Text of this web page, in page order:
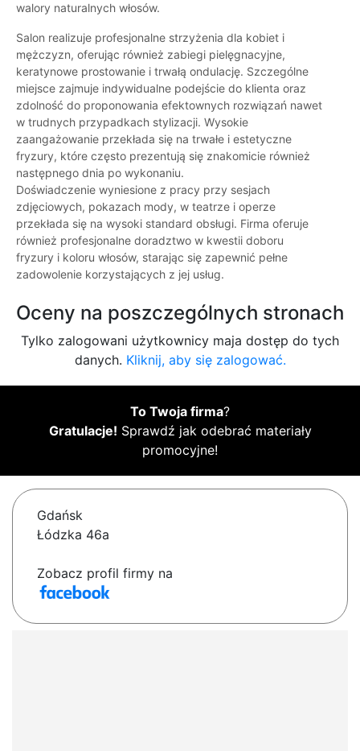
walory naturalnych włosów.
Salon realizuje profesjonalne strzyżenia dla kobiet i
mężczyzn, oferując również zabiegi pielęgnacyjne,
keratynowe prostowanie i trwałą ondulację. Szczególne
miejsce zajmuje indywidualne podejście do klienta oraz
zdolność do proponowania efektownych rozwiązań nawet
w trudnych przypadkach stylizacji. Wysokie
zaangażowanie przekłada się na trwałe i estetyczne
fryzury, które często prezentują się znakomicie również
następnego dnia po wykonaniu.
Doświadczenie wyniesione z pracy przy sesjach
zdjęciowych, pokazach mody, w teatrze i operze
przekłada się na wysoki standard obsługi. Firma oferuje
również profesjonalne doradztwo w kwestii doboru
fryzury i koloru włosów, starając się zapewnić pełne
zadowolenie korzystających z jej usług.
Oceny na poszczególnych stronach
Tylko zalogowani użytkownicy maja dostęp do tych
danych. Kliknij, aby się zalogować.
To Twoja firma?
Gratulacje! Sprawdź jak odebrać materiały
promocyjne!
Gdańsk
Łódzka 46a
Zobacz profil firmy na